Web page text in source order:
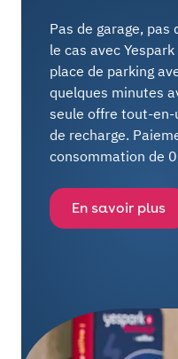
Pas de garage, pas
le cas avec
place de parking
quelques minutes
seule offre tout-en-
de recharge.
consommation de
En savoir plus